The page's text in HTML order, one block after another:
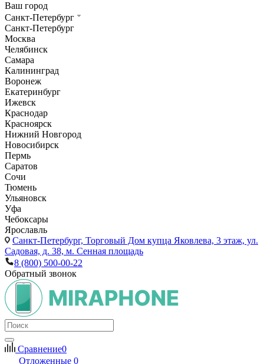
Ваш город
Санкт-Петербург
Санкт-Петербург
Москва
Челябинск
Самара
Калининград
Воронеж
Екатеринбург
Ижевск
Краснодар
Красноярск
Нижний Новгород
Новосибирск
Пермь
Саратов
Сочи
Тюмень
Ульяновск
Уфа
Чебоксары
Ярославль
Санкт-Петербург, Торговый Дом купца Яковлева, 3 этаж, ул.
Садовая, д. 38, м. Сенная площадь
8 (800) 500-00-22
Обратный звонок
Сравнение0
Отложенные 0